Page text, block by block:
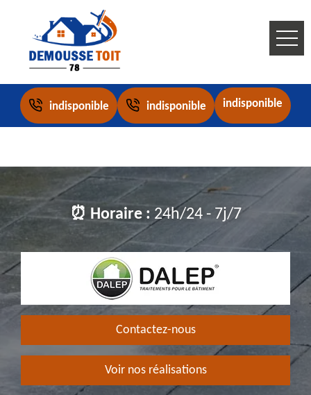
indisponible indisponible indisponible
⏰ Horaire : 24h/24 - 7j/7
Contactez-nous
Voir nos réalisations